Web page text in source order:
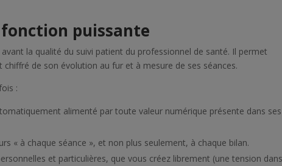
puissante
avant la qualité du suivi patient du professionnel de santé. Il permet
chiffré de son évolution au fur et à mesure de ses séances.
:
alimenté par toute valeur numérique présente dans ses
« à chaque séance », et non plus seulement, à chaque bilan.
et particulières, que vous créez librement (une tension